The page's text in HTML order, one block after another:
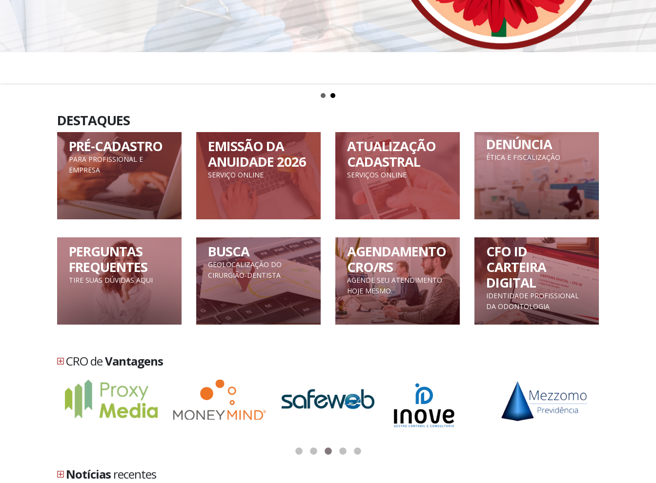
DESTAQUES
PRÉ-CADASTRO
PARA PROFISSIONAL E
EMPRESA
EMISSÃO DA
ANUIDADE 2026
SERVIÇO ONLINE
ATUALIZAÇÃO
CADASTRAL
SERVIÇOS ONLINE
DENÚNCIA
ÉTICA E FISCALIZAÇÃO
PERGUNTAS
FREQUENTES
TIRE SUAS DÚVIDAS AQUI
BUSCA
GEOLOCALIZAÇÃO DO
CIRURGIÃO-DENTISTA
AGENDAMENTO
CRO/RS
AGENDE SEU ATENDIMENTO
HOJE MESMO.
CFO ID
CARTEIRA
DIGITAL
IDENTIDADE PROFISSIONAL
DA ODONTOLOGIA
CRO deVantagens
Notícias recentes